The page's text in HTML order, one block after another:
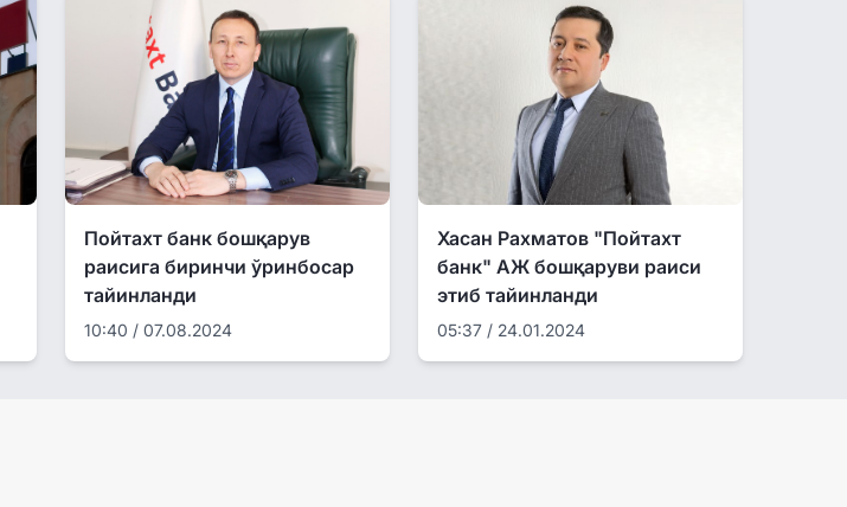
Пойтахт банк бошқарув
раисига биринчи ўринбосар
тайинланди
10:40 / 07.08.2024
Хасан Рахматов "Пойтахт
банк" АЖ бошқаруви раиси
этиб тайинланди
05:37 / 24.01.2024